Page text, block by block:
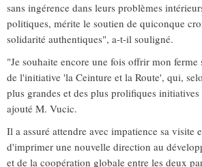
sans ingérence dans leurs problèmes
politiques, mérite le soutien de quiconque
solidarité authentiques", a-t-il souligné.
"Je souhaite encore une fois offrir mon
de l'initiative 'la Ceinture et la Route', qui,
plus grandes et des plus prolifiques
ajouté M. Vucic.
Il a assuré attendre avec impatience sa visite
d'imprimer une nouvelle direction au
et de la coopération globale entre les deux